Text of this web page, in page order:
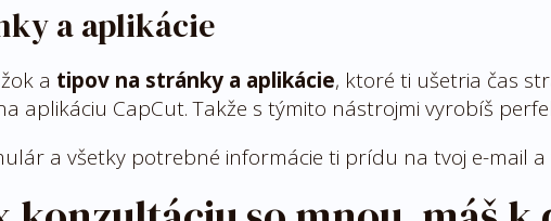
a aplikácie
a tipov na stránky a aplikácie, ktoré ti ušetria čas
aplikáciu CapCut. Takže s týmito nástrojmi vyrobíš
a všetky potrebné informácie ti prídu na tvoj e-mail